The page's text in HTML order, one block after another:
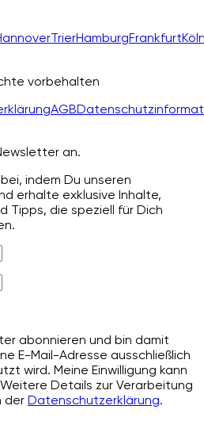
TrierHamburgFrankfurt
vorbehalten
AGB
an.
indem Du unseren
erhalte exklusive Inhalte,
Tipps, die speziell für Dich
abonnieren und bin damit
E-Mail-Adresse ausschließlich
wird. Meine Einwilligung kann
Details zur Verarbeitung
der Datenschutzerklärung.